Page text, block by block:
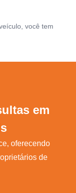
você tem
em
oferecendo
de